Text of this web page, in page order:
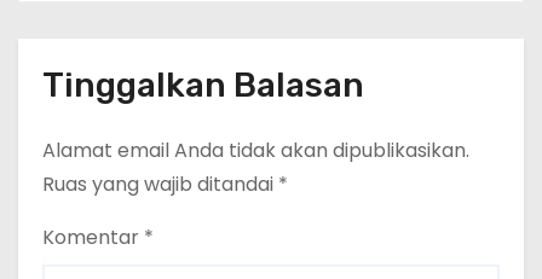
Tinggalkan Balasan
Alamat email Anda tidak akan dipublikasikan.
Ruas yang wajib ditandai *
Komentar *